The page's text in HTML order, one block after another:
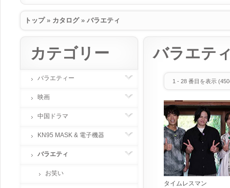
トップ» カタログ» バラエティ
バラエテ
1 - 28 番目を表示 (
タイムレスマン
カテゴリー
バラエティー
映画
中国ドラマ
KN95 MASK & 電子機器
バラエティ
お笑い